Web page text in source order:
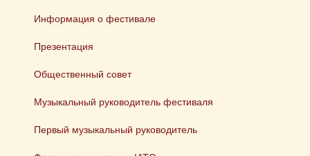
Информация о фестивале
Презентация
Общественный совет
Музыкальный руководитель фестиваля
Первый музыкальный руководитель